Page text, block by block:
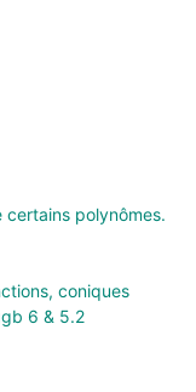
polynômes.
coniques
6 & 5.2